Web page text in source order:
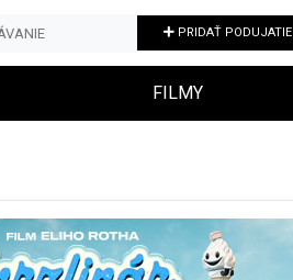
PRIDAŤ PODUJATIE
FILMY